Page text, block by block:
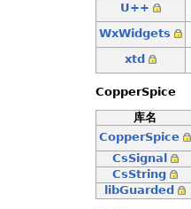
U++
WxWidgets
xtd
CopperSpice
库名
CopperSpice
CsSignal
CsString
libGuarded